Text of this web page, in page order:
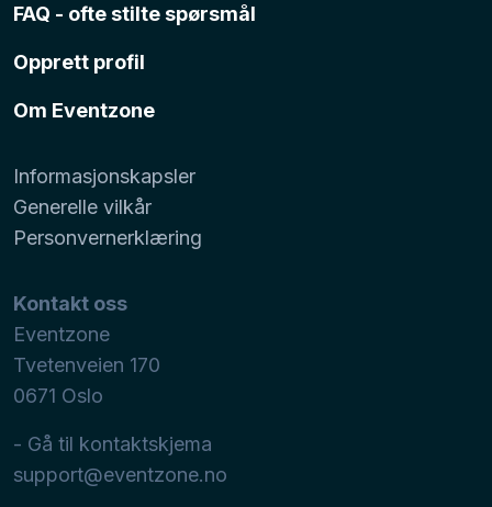
FAQ - ofte stilte spørsmål
Opprett profil
Om Eventzone
Informasjonskapsler
Generelle vilkår
Personvernerklæring
Kontakt oss
Eventzone
Tvetenveien 170
0671 Oslo
- Gå til kontaktskjema
support@eventzone.no